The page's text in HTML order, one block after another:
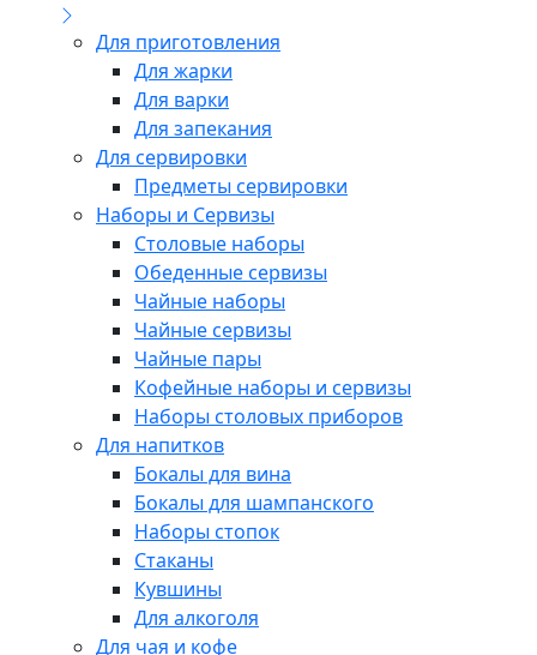
Для приготовления
Для жарки
Для варки
Для запекания
Для сервировки
Предметы сервировки
Наборы и Сервизы
Столовые наборы
Обеденные сервизы
Чайные наборы
Чайные сервизы
Чайные пары
Кофейные наборы и сервизы
Наборы столовых приборов
Для напитков
Бокалы для вина
Бокалы для шампанского
Наборы стопок
Стаканы
Кувшины
Для алкоголя
Для чая и кофе